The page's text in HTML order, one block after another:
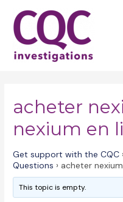
content
acheter
nexium en
Get support with the CQC ›
Questions › acheter
This topic is empty.